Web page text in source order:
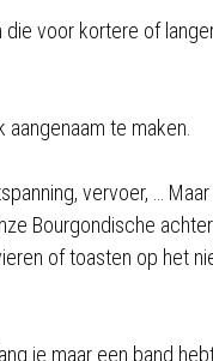
voor kortere of
te maken.
vervoer, …
Bourgondische
of toasten op het
je maar een band